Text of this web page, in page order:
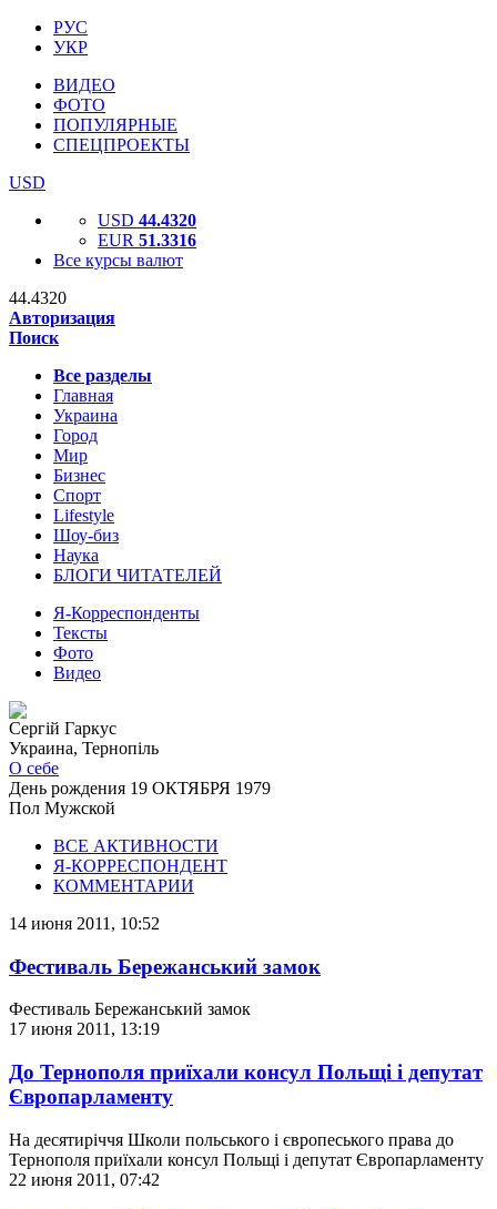
РУС
УКР
ВИДЕО
ФОТО
ПОПУЛЯРНЫЕ
СПЕЦПРОЕКТЫ
USD
USD 44.4320
EUR 51.3316
Все курсы валют
44.4320
Авторизация
Поиск
Все разделы
Главная
Украина
Город
Мир
Бизнес
Спорт
Lifestyle
Шоу-биз
Наука
БЛОГИ ЧИТАТЕЛЕЙ
Я-Корреспонденты
Тексты
Фото
Видео
Сергій Гаркус
Украина, Тернопіль
О себе
День рождения 19 ОКТЯБРЯ 1979
Пол Мужской
ВСЕ АКТИВНОСТИ
Я-КОРРЕСПОНДЕНТ
КОММЕНТАРИИ
14 июня 2011, 10:52
Фестиваль Бережанський замок
Фестиваль Бережанський замок
17 июня 2011, 13:19
До Тернополя приїхали консул Польщі і депутат
Європарламенту
На десятиріччя Школи польського і європеського права до
Тернополя приїхали консул Польщі і депутат Європарламенту
22 июня 2011, 07:42